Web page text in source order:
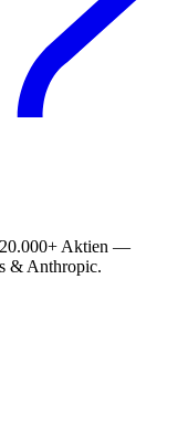
20.000+ Aktien —
& Anthropic.